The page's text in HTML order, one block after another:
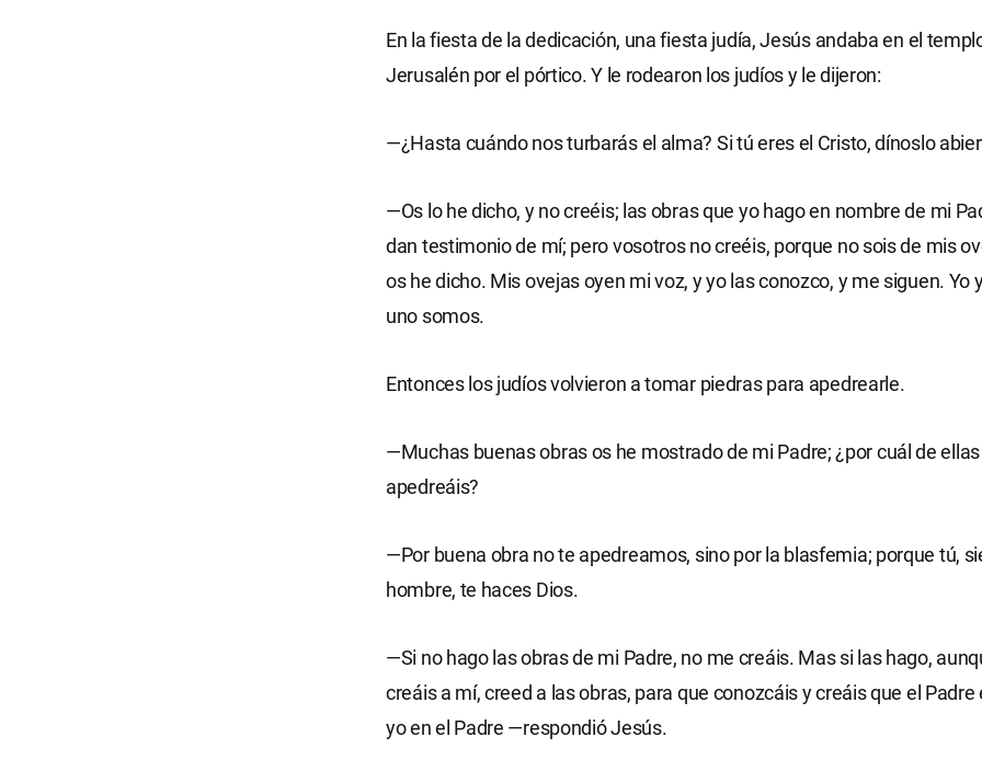
En la fiesta de la dedicación, una fiesta judía, Jesús andaba en el
Jerusalén por el pórtico. Y le rodearon los judíos y le dijeron:
—¿Hasta cuándo nos turbarás el alma? Si tú eres el Cristo, dínoslo
—Os lo he dicho, y no creéis; las obras que yo hago en nombre de mi
dan testimonio de mí; pero vosotros no creéis, porque no sois de mis
os he dicho. Mis ovejas oyen mi voz, y yo las conozco, y me siguen. Yo
uno somos.
Entonces los judíos volvieron a tomar piedras para apedrearle.
—Muchas buenas obras os he mostrado de mi Padre; ¿por cuál de
apedreáis?
—Por buena obra no te apedreamos, sino por la blasfemia; porque tú,
hombre, te haces Dios.
—Si no hago las obras de mi Padre, no me creáis. Mas si las hago,
creáis a mí, creed a las obras, para que conozcáis y creáis que el Padre
yo en el Padre —respondió Jesús.